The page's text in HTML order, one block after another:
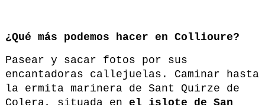
¿Qué más podemos hacer en Collioure?
Pasear y sacar fotos por sus
encantadoras callejuelas. Caminar hasta
la ermita marinera de Sant Quirze de